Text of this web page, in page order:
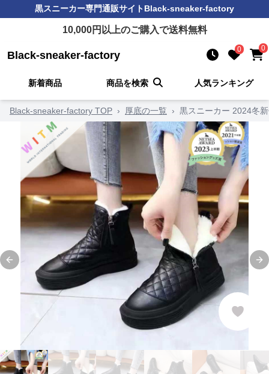
黒スニーカー専門通販サイトBlack-sneaker-factory
10,000円以上のご購入で送料無料
Black-sneaker-factory 0 0
新着商品 商品を検索 人気ランキング
Black-sneaker-factory TOP › 厚底の一覧 › 黒スニーカー 2024冬
Previous slide